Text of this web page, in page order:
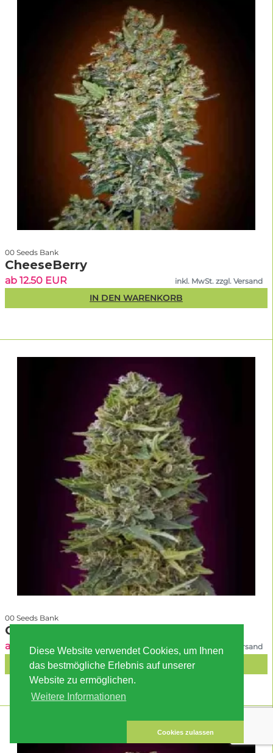
Diese Website verwendet Cookies, um Ihnen
das bestmögliche Erlebnis auf unserer
Website zu ermöglichen.
Weitere Informationen
Cookies zulassen
00 Seeds Bank
CheeseBerry
ab 12.50 EUR inkl. MwSt. zzgl. Versand
IN DEN WARENKORB
00 Seeds Bank
Caramel Kush
ab 12.50 EUR inkl. MwSt. zzgl. Versand
IN DEN WARENKORB